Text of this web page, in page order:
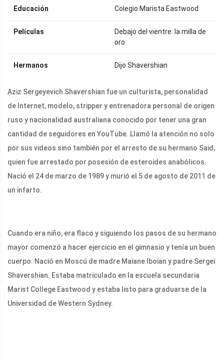
Educación Colegio Marista Eastwood
Películas
Debajo del vientre: la milla de
oro
Hermanos Dijo Shavershian
Aziz Sergeyevich Shavershian fue un culturista, personalidad
de Internet, modelo, stripper y entrenadora personal de origen
ruso y nacionalidad australiana conocido por tener una gran
cantidad de seguidores en YouTube. Llamó la atención no solo
por sus videos sino también por el arresto de su hermano Said,
quien fue arrestado por posesión de esteroides anabólicos.
Nació el 24 de marzo de 1989 y murió el 5 de agosto de 2011 de
un infarto.
Cuando era niño, era flaco y siguiendo los pasos de su hermano
mayor comenzó a hacer ejercicio en el gimnasio y tenía un buen
cuerpo. Nació en Moscú de madre Maiane Iboian y padre Sergei
Shavershian. Estaba matriculado en la escuela secundaria
Marist College Eastwood y estaba listo para graduarse de la
Universidad de Western Sydney.